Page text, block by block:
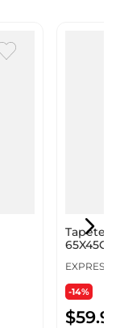
Tapete
-14%
$59.